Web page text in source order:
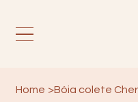
Home >Bóia colete